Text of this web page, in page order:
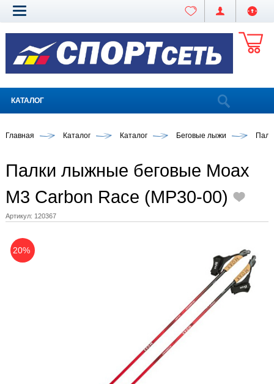
КАТАЛОГ
Главная Каталог Каталог Беговые лыжи
Палки лыжные беговые Moax
M3 Carbon Race (MP30-00)
Артикул: 120367
20%